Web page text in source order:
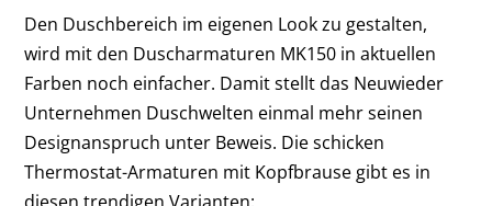
Den Duschbereich im eigenen Look zu gestalten,
wird mit den Duscharmaturen MK150 in aktuellen
Farben noch einfacher. Damit stellt das Neuwieder
Unternehmen Duschwelten einmal mehr seinen
Designanspruch unter Beweis. Die schicken
Thermostat-Armaturen mit Kopfbrause gibt es in